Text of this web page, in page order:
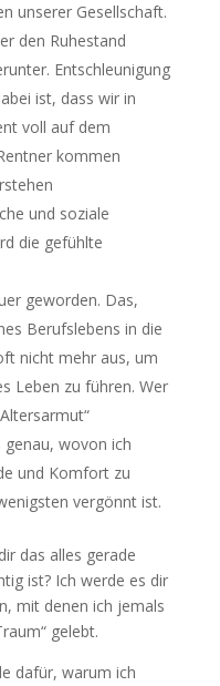
unserer Gesellschaft.
den Ruhestand
Entschleunigung
ist, dass wir in
voll auf dem
kommen
und soziale
die gefühlte
geworden. Das,
Berufslebens in die
nicht mehr aus, um
Leben zu führen. Wer
wovon ich
und Komfort zu
vergönnt ist.
das alles gerade
ist? Ich werde es dir
mit denen ich jemals
gelebt.
dafür, warum ich